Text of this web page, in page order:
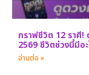
กราฟชีวิต 12 ราศี!
2569 ชีวิตช่วงนี้มีอ
อ่านต่อ »